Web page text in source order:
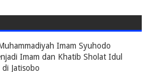
Imam Syuhodo
Imam dan Khatib Sholat Idul
Jatisobo